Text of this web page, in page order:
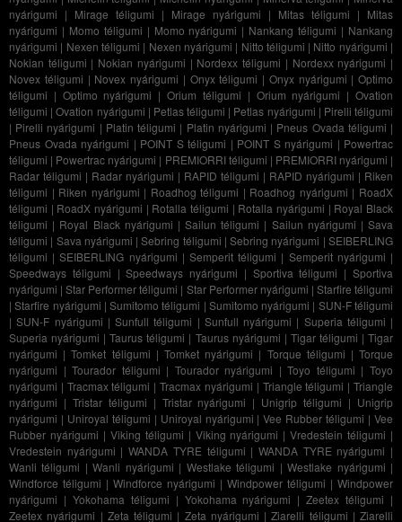
nyárigumi | Mirage téligumi | Mirage nyárigumi | Mitas téligumi | Mitas
nyárigumi | Momo téligumi | Momo nyárigumi | Nankang téligumi | Nankang
nyárigumi | Nexen téligumi | Nexen nyárigumi | Nitto téligumi | Nitto nyárigumi |
Nokian téligumi | Nokian nyárigumi | Nordexx téligumi | Nordexx nyárigumi |
Novex téligumi | Novex nyárigumi | Onyx téligumi | Onyx nyárigumi | Optimo
téligumi | Optimo nyárigumi |Orium téligumi | Orium nyárigumi |Ovation
téligumi |Ovation nyárigumi | Petlas téligumi | Petlas nyárigumi | Pirelli téligumi
| Pirelli nyárigumi | Platin téligumi | Platin nyárigumi | Pneus Ovada téligumi |
Pneus Ovada nyárigumi | POINT S téligumi | POINT S nyárigumi | Powertrac
téligumi | Powertrac nyárigumi | PREMIORRI téligumi | PREMIORRI nyárigumi |
Radar téligumi | Radar nyárigumi | RAPID téligumi | RAPID nyárigumi | Riken
téligumi | Riken nyárigumi | Roadhog téligumi | Roadhog nyárigumi | RoadX
téligumi | RoadX nyárigumi | Rotalla téligumi | Rotalla nyárigumi | Royal Black
téligumi | Royal Black nyárigumi |Sailun téligumi | Sailun nyárigumi |Sava
téligumi | Sava nyárigumi |Sebring téligumi |Sebring nyárigumi |SEIBERLING
téligumi |SEIBERLING nyárigumi |Semperit téligumi | Semperit nyárigumi |
Speedways téligumi |Speedways nyárigumi | Sportiva téligumi |Sportiva
nyárigumi |Star Performer téligumi | Star Performer nyárigumi | Starfire téligumi
|Starfire nyárigumi |Sumitomo téligumi | Sumitomo nyárigumi | SUN-F téligumi
|SUN-F nyárigumi | Sunfull téligumi | Sunfull nyárigumi | Superia téligumi |
Superia nyárigumi |Taurus téligumi | Taurus nyárigumi | Tigar téligumi |Tigar
nyárigumi |Tomket téligumi | Tomket nyárigumi | Torque téligumi |Torque
nyárigumi |Tourador téligumi | Tourador nyárigumi |Toyo téligumi |Toyo
nyárigumi | Tracmax téligumi |Tracmax nyárigumi | Triangle téligumi |Triangle
nyárigumi | Tristar téligumi | Tristar nyárigumi | Unigrip téligumi | Unigrip
nyárigumi | Uniroyal téligumi | Uniroyal nyárigumi |Vee Rubber téligumi |Vee
Rubber nyárigumi | Viking téligumi | Viking nyárigumi |Vredestein téligumi |
Vredestein nyárigumi |WANDA TYRE téligumi | WANDA TYRE nyárigumi |
Wanli téligumi |Wanli nyárigumi | Westlake téligumi |Westlake nyárigumi |
Windforce téligumi | Windforce nyárigumi | Windpower téligumi | Windpower
nyárigumi | Yokohama téligumi | Yokohama nyárigumi |Zeetex téligumi |
Zeetex nyárigumi | Zeta téligumi | Zeta nyárigumi |Ziarelli téligumi | Ziarelli